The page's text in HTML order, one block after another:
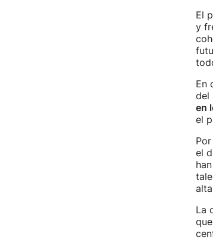
El
y
En
del
en
el
el
La